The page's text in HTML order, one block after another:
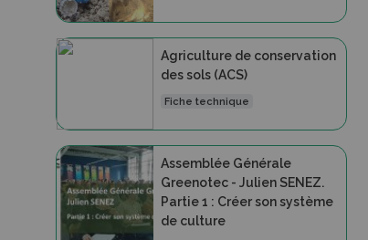
Agriculture de conservation
des sols (ACS)
Fiche technique
Assemblée Générale
Greenotec - Julien SENEZ.
Partie 1 : Créer son système
de culture